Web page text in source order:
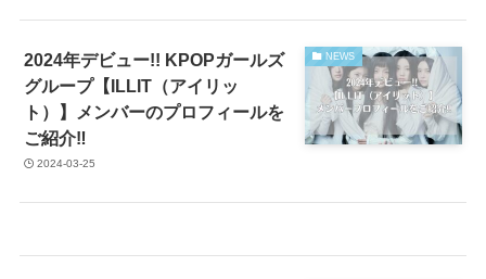
NEWS
2024年デビュー!! KPOPガールズ
グループ【ILLIT（アイリッ
ト）】メンバーのプロフィールを
ご紹介‼︎
2024-03-25